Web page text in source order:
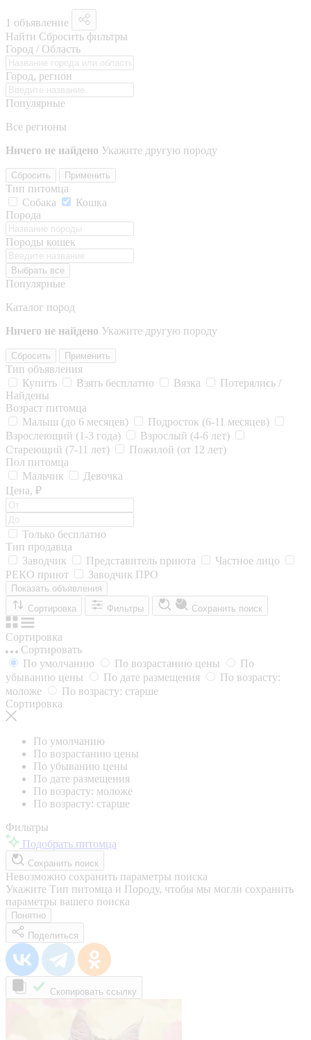
1 объявление
Найти Сбросить фильтры
Город / Область
Город, регион
Популярные
Все регионы
Ничего не найдено Укажите другую породу
Сбросить Применить
Тип питомца
Собака
Кошка
Порода
Породы кошек
Выбрать все
Популярные
Каталог пород
Ничего не найдено Укажите другую породу
Сбросить Применить
Тип объявления
Купить
Взять бесплатно Вязка
Потерялись /
Найдены
Возраст питомца
Малыш (до 6 месяцев)
Подросток (6-11 месяцев)
Взрослеющий (1-3 года)
Взрослый (4-6 лет)
Стареющий (7-11 лет)
Пожилой (от 12 лет)
Пол питомца
Мальчик
Девочка
Цена, ₽
Только бесплатно
Тип продавца
Заводчик
Представитель приюта
Частное лицо
РЕКО приют
Заводчик ПРО
Показать объявления
Сортировка
Фильтры Сохранить поиск
Сортировка
Сортировать
По умолчанию
По возрастанию цены
По
убыванию цены
По дате размещения
По возрасту:
моложе
По возрасту: старше
Сортировка
По умолчанию
По возрастанию цены
По убыванию цены
По дате размещения
По возрасту: моложе
По возрасту: старше
Фильтры
Подобрать питомца
Сохранить поиск
Невозможно сохранить параметры поиска
Укажите Тип питомца и Породу, чтобы мы могли сохранить
параметры вашего поиска
Понятно
Поделиться
Скопировать ссылку